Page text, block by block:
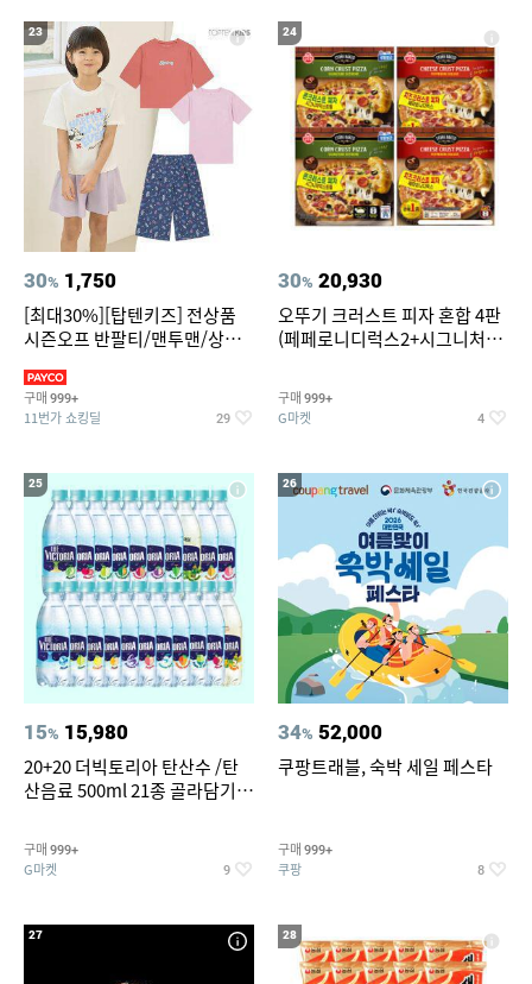
23
30% 1,750
[최대30%][탑텐키즈] 전상품
시즌오프 반팔티/맨투맨/상하
구매 999+
11번가 쇼킹딜 29
24
30% 20,930
오뚜기 크러스트 피자 혼합 4판
(페페로니디럭스2+시그니처익
구매 999+
G마켓 4
25
15% 15,980
20+20 더빅토리아 탄산수 /탄
산음료 500ml 21종 골라담기
구매 999+
G마켓 9
26
34% 52,000
쿠팡트래블, 숙박 세일 페스타
구매 999+
쿠팡 8
27 28